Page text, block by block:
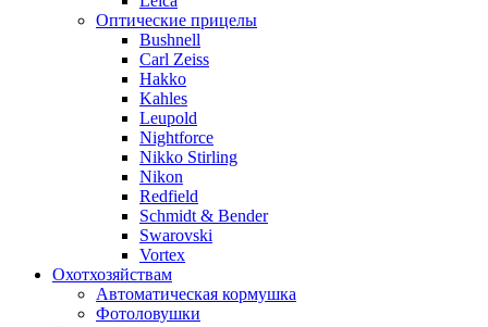
Оптические прицелы
Bushnell
Carl Zeiss
Hakko
Kahles
Leupold
Nightforce
Nikko Stirling
Nikon
Redfield
Schmidt & Bender
Swarovski
Vortex
Охотхозяйствам
Автоматическая кормушка
Фотоловушки